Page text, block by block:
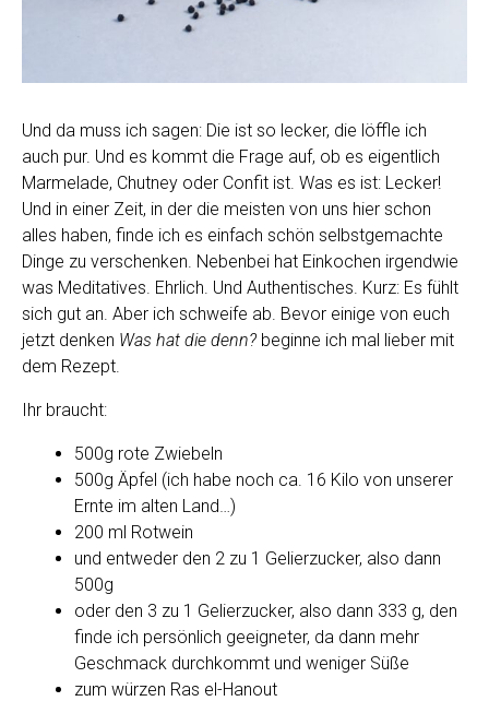
Und da muss ich sagen: Die ist so lecker, die löffle ich
auch pur. Und es kommt die Frage auf, ob es eigentlich
Marmelade, Chutney oder Confit ist. Was es ist: Lecker!
Und in einer Zeit, in der die meisten von uns hier schon
alles haben, finde ich es einfach schön selbstgemachte
Dinge zu verschenken. Nebenbei hat Einkochen irgendwie
was Meditatives. Ehrlich. Und Authentisches. Kurz: Es fühlt
sich gut an. Aber ich schweife ab. Bevor einige von euch
jetzt denken Was hat die denn? beginne ich mal lieber mit
dem Rezept.
Ihr braucht:
500g rote Zwiebeln
500g Äpfel (ich habe noch ca. 16 Kilo von unserer
Ernte im alten Land…)
200 ml Rotwein
und entweder den 2 zu 1 Gelierzucker, also dann
500g
oder den 3 zu 1 Gelierzucker, also dann 333 g, den
finde ich persönlich geeigneter, da dann mehr
Geschmack durchkommt und weniger Süße
zum würzen Ras el-Hanout